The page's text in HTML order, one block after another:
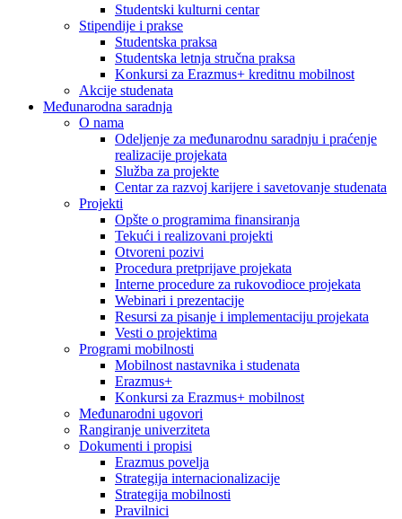
Studentski kulturni centar
Stipendije i prakse
Studentska praksa
Studentska letnja stručna praksa
Konkursi za Erazmus+ kreditnu mobilnost
Akcije studenata
Međunarodna saradnja
O nama
Odeljenje za međunarodnu saradnju i praćenje
realizacije projekata
Služba za projekte
Centar za razvoj karijere i savetovanje studenata
Projekti
Opšte o programima finansiranja
Tekući i realizovani projekti
Otvoreni pozivi
Procedura pretprijave projekata
Interne procedure za rukovodioce projekata
Webinari i prezentacije
Resursi za pisanje i implementaciju projekata
Vesti o projektima
Programi mobilnosti
Mobilnost nastavnika i studenata
Erazmus+
Konkursi za Erazmus+ mobilnost
Međunarodni ugovori
Rangiranje univerziteta
Dokumenti i propisi
Erazmus povelja
Strategija internacionalizacije
Strategija mobilnosti
Pravilnici